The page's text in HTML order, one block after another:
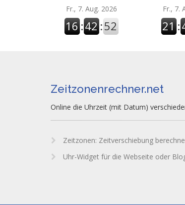
Fr., 7. Aug. 2026
16 :42 :53
Fr., 7.
21 :
Zeitzonenrechner.net
Online die Uhrzeit (mit Datum)
Zeitzonen: Zeitverschiebung
Uhr-Widget für die Webseite oder